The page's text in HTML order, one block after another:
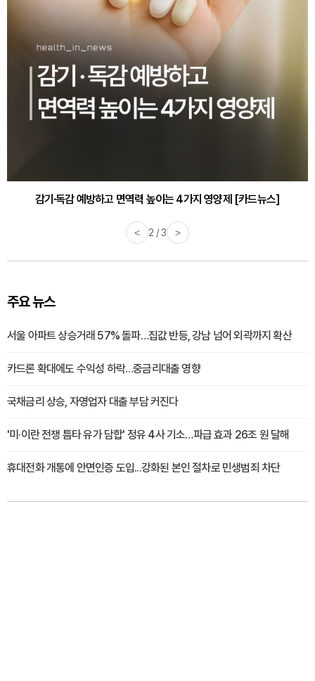
감기·독감 예방하고 면역력 높이는 4가지 영양제 [카드뉴스]
< 3 / 3 >
주요 뉴스
서울 아파트 상승거래 57% 돌파…집값 반등, 강남 넘어 외곽까지 확산
카드론 확대에도 수익성 하락…중금리대출 영향
국채금리 상승, 자영업자 대출 부담 커진다
'미·이란 전쟁 틈타 유가 담합' 정유 4사 기소…파급 효과 26조 원 달해
휴대전화 개통에 안면인증 도입...강화된 본인 절차로 민생범죄 차단